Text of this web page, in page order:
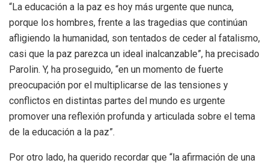
“La educación a la paz es hoy más urgente que nunca,
porque los hombres, frente a las tragedias que continúan
afligiendo la humanidad, son tentados de ceder al fatalismo,
casi que la paz parezca un ideal inalcanzable”, ha precisado
Parolin. Y, ha proseguido, “en un momento de fuerte
preocupación por el multiplicarse de las tensiones y
conflictos en distintas partes del mundo es urgente
promover una reflexión profunda y articulada sobre el tema
de la educación a la paz”.
Por otro lado, ha querido recordar que “la afirmación de una